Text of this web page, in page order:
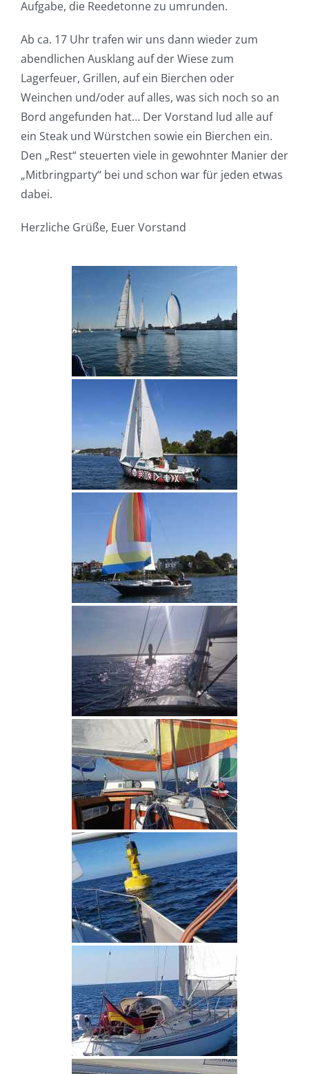
Aufgabe, die Reedetonne zu umrunden.
Ab ca. 17 Uhr trafen wir uns dann wieder zum
abendlichen Ausklang auf der Wiese zum
Lagerfeuer, Grillen, auf ein Bierchen oder
Weinchen und/oder auf alles, was sich noch so an
Bord angefunden hat… Der Vorstand lud alle auf
ein Steak und Würstchen sowie ein Bierchen ein.
Den „Rest“ steuerten viele in gewohnter Manier der
„Mitbringparty“ bei und schon war für jeden etwas
dabei.
Herzliche Grüße, Euer Vorstand